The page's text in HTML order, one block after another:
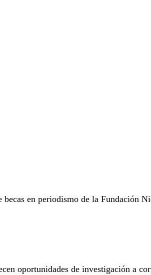
en periodismo de la Fundación
oportunidades de investigación a